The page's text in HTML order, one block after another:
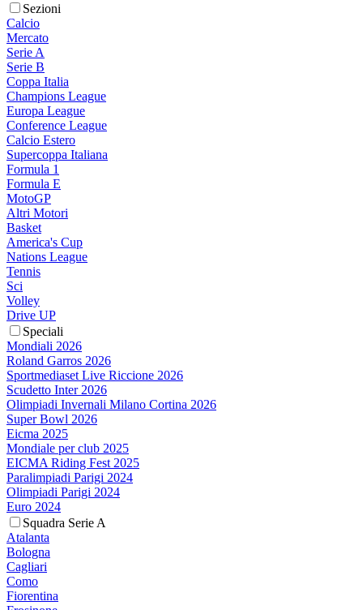
Sezioni
Calcio
Mercato
Serie A
Serie B
Coppa Italia
Champions League
Europa League
Conference League
Calcio Estero
Supercoppa Italiana
Formula 1
Formula E
MotoGP
Altri Motori
Basket
America's Cup
Nations League
Tennis
Sci
Volley
Drive UP
Speciali
Mondiali 2026
Roland Garros 2026
Sportmediaset Live Riccione 2026
Scudetto Inter 2026
Olimpiadi Invernali Milano Cortina 2026
Super Bowl 2026
Eicma 2025
Mondiale per club 2025
EICMA Riding Fest 2025
Paralimpiadi Parigi 2024
Olimpiadi Parigi 2024
Euro 2024
Squadra Serie A
Atalanta
Bologna
Cagliari
Como
Fiorentina